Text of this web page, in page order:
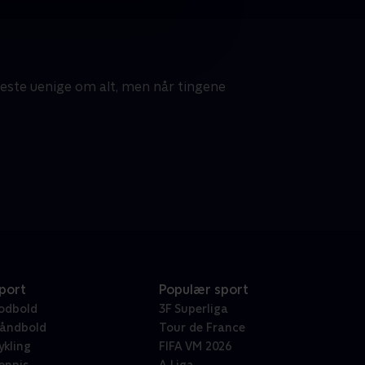
uenige om alt, men når tingene
Populær sport
3F Superliga
Tour de France
FIFA VM 2026